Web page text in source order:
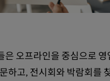
은 오프라인을 중심으로 영
하고, 전시회와 박람회를